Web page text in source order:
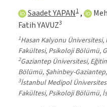
Saadet YAPAN1 ,
Fatih YAVUZ3
1Hasan Kalyonu
Fakültesi, Psikoloji Bölümü,
2Gaziantep Üniversitesi,
Bölümü, Şahinbey-
3İstanbul Medipol
Fakültesi, Psikoloji Bölümü,